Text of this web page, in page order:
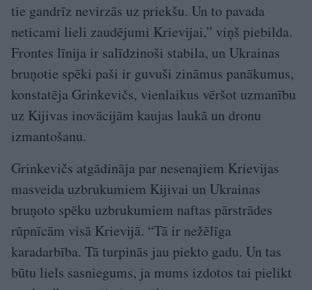
tie gandrīz nevirzās uz priekšu. Un to pavada
neticami lieli zaudējumi Krievijai,” viņš piebilda.
Frontes līnija ir salīdzinoši stabila, un Ukrainas
bruņotie spēki paši ir guvuši zināmus panākumus,
konstatēja Grinkevičs, vienlaikus vēršot uzmanību
uz Kijivas inovācijām kaujas laukā un dronu
izmantošanu.
Grinkevičs atgādināja par nesenajiem Krievijas
masveida uzbrukumiem Kijivai un Ukrainas
bruņoto spēku uzbrukumiem naftas pārstrādes
rūpnīcām visā Krievijā. “Tā ir nežēlīga
karadarbība. Tā turpinās jau piekto gadu. Un tas
būtu liels sasniegums, ja mums izdotos tai pielikt